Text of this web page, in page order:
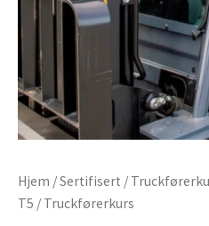
Hjem /Sertifisert /
T5 / Truckførerkurs